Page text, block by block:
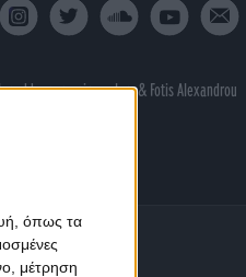
όπως τα
μέτρηση
byporcupine colors& Fotis Alexandrou